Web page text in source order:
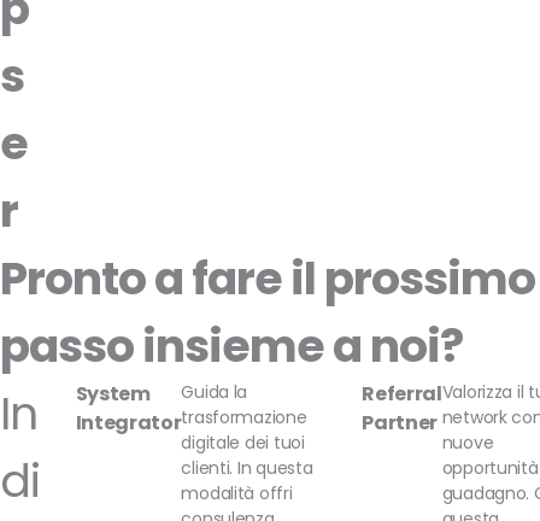
s
e
r
Pronto a fare il prossimo
passo insieme a noi?
In
di
System
Integrator
Guida la
trasformazione
digitale dei tuoi
clienti. In questa
modalità offri
Referral
Partner
Valorizza il
network
nuove
guadagno.